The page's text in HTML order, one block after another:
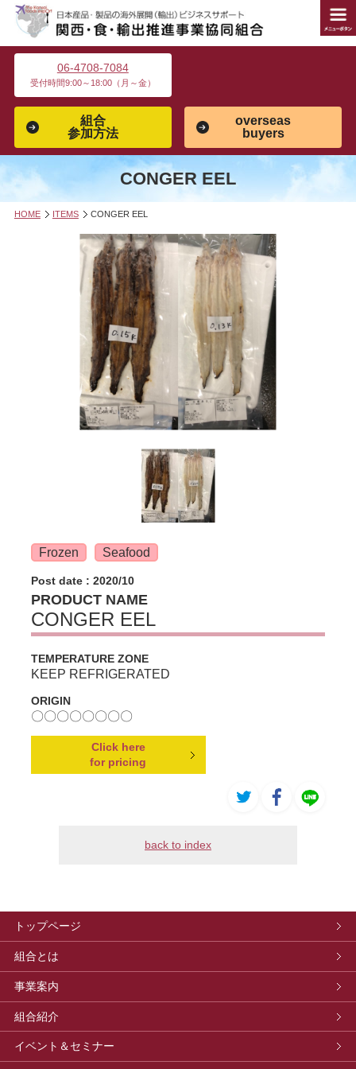
06-4708-7084
受付時間9:00～18:00（月～金）
組合
参加方法
overseas
buyers
CONGER EEL
HOME ITEMS CONGER EEL
Frozen Seafood
Post date : 2020/10
PRODUCT NAME
CONGER EEL
TEMPERATURE ZONE
KEEP REFRIGERATED
ORIGIN
〇〇〇〇〇〇〇〇
Click here
for pricing
back to index
トップページ
組合とは
事業案内
組合紹介
イベント＆セミナー